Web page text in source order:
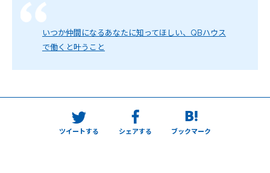
いつか仲間になるあなたに知ってほしい、QBハウス
で働くと叶うこと
ツイートする シェアする ブックマーク